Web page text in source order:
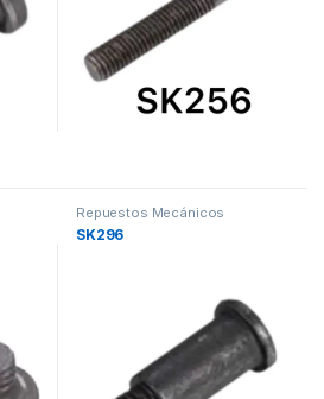
Repuestos Mecánicos
SK296